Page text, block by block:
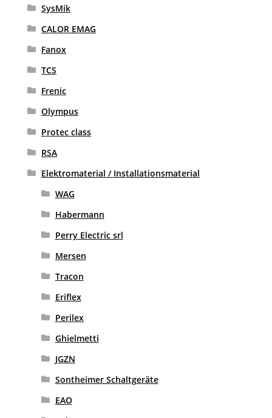
SysMik
CALOR EMAG
Fanox
TCS
Frenic
Olympus
Protec class
RSA
Elektromaterial / Installationsmaterial
WAG
Habermann
Perry Electric srl
Mersen
Tracon
Eriflex
Perilex
Ghielmetti
JGZN
Sontheimer Schaltgeräte
EAO